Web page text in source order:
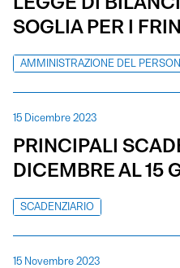
SOGLIA PER I
AMMINISTRAZIONE DEL
15 Dicembre 2023
PRINCIPALI
DICEMBRE AL 15
SCADENZIARIO
15 Novembre 2023